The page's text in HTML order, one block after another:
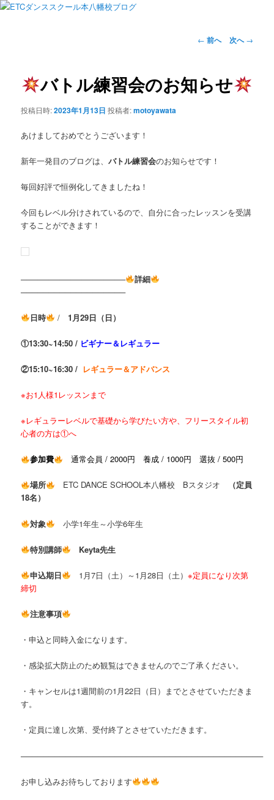
投
ビ
ゲ
← 前へ 次へ→
バトル練習会のお知らせ
投稿日時:2023年1月13日 投稿者:motoyawata
あけましておめでとうございます！
新年一発目のブログは、バトル練習会のお知らせです！
毎回好評で恒例化してきましたね！
今回もレベル分けされているので、自分に合ったレッスンを受講
することができます！
───────────────────
詳細
───────────────────
日時 / 1 月29日（日）
①13:30~14:50 / ビギナー＆レギュラー
②15:10~16:30 / レギュラー＆アドバンス
※お1人様1レッスンまで
※レギュラーレベルで基礎から学びたい方や、フリースタイル初
心者の方は①へ
参加費 通常会員 / 2000円 養成 / 1000円 選抜 / 500円
場所 ETC DANCE SCHOOL本八幡校 Bスタジオ
（定員
18名）
対象 小学1年生～小学6年生
特別講師 Keyta先生
申込期日 1月7日（土）～1月28日（土） ※定員になり次第
締切
注意事項
・申込と同時入金になります。
・感染拡大防止のため観覧はできませんのでご了承ください。
・キャンセルは1週間前の1月22日（日）までとさせていただきま
す。
・定員に達し次第、受付終了とさせていただきます。
────────────────────────────────────────────
お申し込みお待ちしております